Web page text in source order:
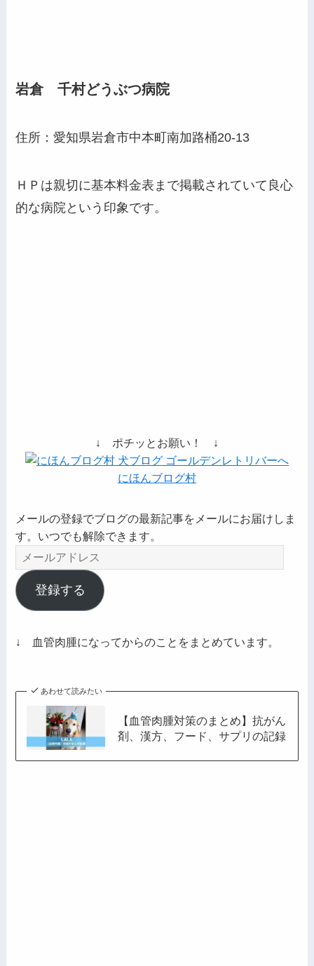
岩倉 千村どうぶつ病院
住所：愛知県岩倉市中本町南加路桶20-13
ＨＰは親切に基本料金表まで掲載されていて良心
的な病院という印象です。
↓ ポチッとお願い！ ↓
にほんブログ村
メールの登録でブログの最新記事をメールにお届けしま
す。いつでも解除できます。
ー
ル
ア
レ
登録する
↓ 血管肉腫になってからのことをまとめています。
あわせて読みたい
【血管肉腫対策のまとめ】抗がん
剤、漢方、フード、サプリの記録